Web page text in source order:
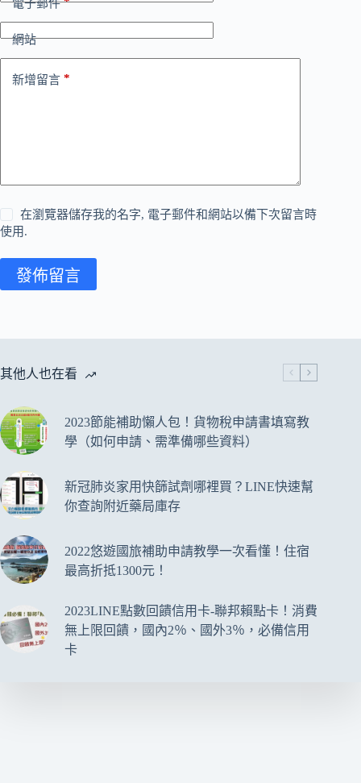
電子郵件
網站
新增留言 *
在瀏覽器儲存我的名字, 電子郵件和網站以備下次留言時
使用.
發佈留言
其他人也在看
2023節能補助懶人包！貨物稅申請書填寫教
學（如何申請、需準備哪些資料）
新冠肺炎家用快篩試劑哪裡買？LINE快速幫
你查詢附近藥局庫存
2022悠遊國旅補助申請教學一次看懂！住宿
最高折抵1300元！
2023LINE點數回饋信用卡-聯邦賴點卡！消費
無上限回饋，國內2％、國外3％，必備信用
卡